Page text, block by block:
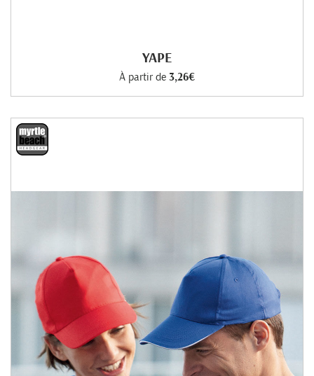
YAPE
À partir de 3,26€